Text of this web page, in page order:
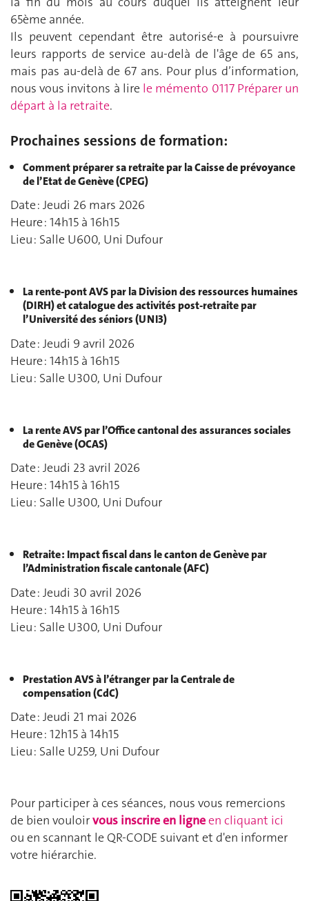
65ème année.
Ils peuvent cependant être autorisé-e à poursuivre
leurs rapports de service au-delà de l'âge de 65 ans,
mais pas au-delà de 67 ans. Pour plus d’information,
nous vous invitons à lire le mémento 0117 Préparer un
départ à la retraite.
Prochaines sessions de formation:
Comment préparer sa retraite par la Caisse de prévoyance
de l’Etat de Genève (CPEG)
Date : Jeudi 26 mars 2026
Heure : 14h15 à 16h15
Lieu : Salle U600, Uni Dufour
La rente-pont AVS par la Division des ressources humaines
(DIRH) et catalogue des activités post-retraite par
l’Université des séniors (UNI3)
Date : Jeudi 9 avril 2026
Heure : 14h15 à 16h15
Lieu : Salle U300, Uni Dufour
La rente AVS par l’Office cantonal des assurances sociales
de Genève (OCAS)
Date : Jeudi 23 avril 2026
Heure : 14h15 à 16h15
Lieu : Salle U300, Uni Dufour
Retraite : Impact fiscal dans le canton de Genève par
l’Administration fiscale cantonale (AFC)
Date : Jeudi 30 avril 2026
Heure : 14h15 à 16h15
Lieu : Salle U300, Uni Dufour
Prestation AVS à l’étranger par la Centrale de
compensation (CdC)
Date : Jeudi 21 mai 2026
Heure : 12h15 à 14h15
Lieu : Salle U259, Uni Dufour
Pour participer à ces séances, nous vous remercions
de bien vouloirvous inscrire en ligneen cliquant ici
ou en scannant le QR-CODE suivant et d'en informer
votre hiérarchie.